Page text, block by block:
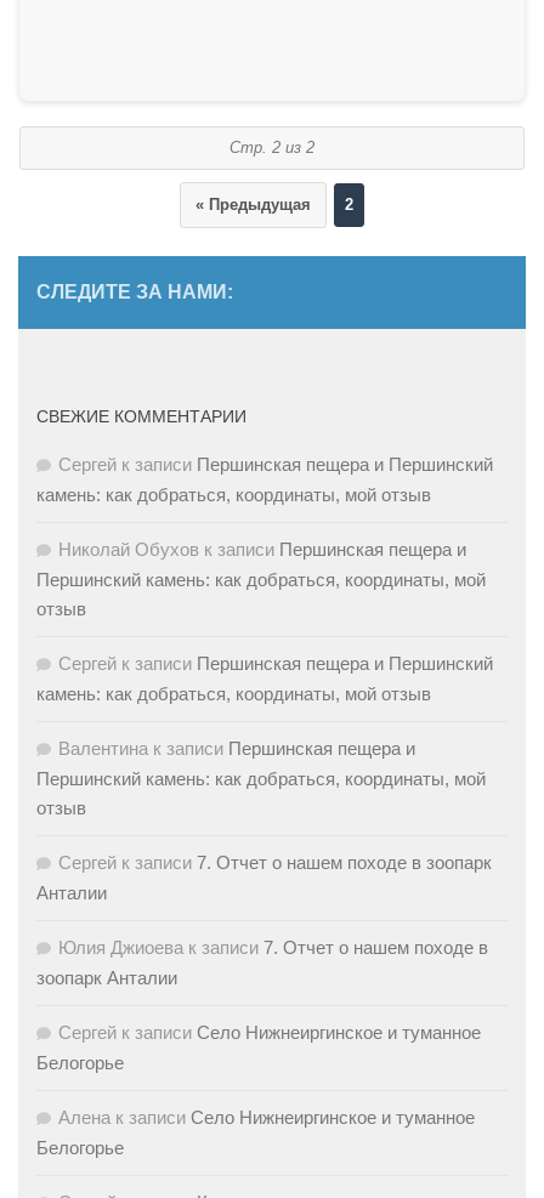
Стр. 2 из 2
« Предыдущая 2
СЛЕДИТЕ ЗА НАМИ:
СВЕЖИЕ КОММЕНТАРИИ
Сергей к записи Першинская пещера и Першинский
камень: как добраться, координаты, мой отзыв
Николай Обухов к записи Першинская пещера и
Першинский камень: как добраться, координаты, мой
отзыв
Сергей к записи Першинская пещера и Першинский
камень: как добраться, координаты, мой отзыв
Валентина к записи Першинская пещера и
Першинский камень: как добраться, координаты, мой
отзыв
Сергей к записи 7. Отчет о нашем походе в зоопарк
Анталии
Юлия Джиоева к записи 7. Отчет о нашем походе в
зоопарк Анталии
Сергей к записи Село Нижнеиргинское и туманное
Белогорье
Алена к записи Село Нижнеиргинское и туманное
Белогорье